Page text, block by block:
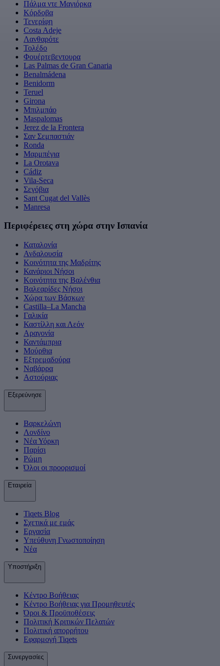
Πάλμα ντε Μαγιόρκα
Κόρδοβα
Τενερίφη
Costa Adeje
Λανθαρότε
Τολέδο
Φουέρτεβεντουρα
Las Palmas de Gran Canaria
Benalmádena
Benidorm
Teruel
Girona
Μπιλμπάο
Maspalomas
Jerez de la Frontera
Σαν Σεμπαστιάν
Ronda
Μαρμπέγια
La Orotava
Cádiz
Vila-Seca
Σεγόβια
Sant Cugat del Vallès
Manresa
Περιφέρειες στη χώρα στην Ισπανία
Καταλονία
Ανδαλουσία
Κοινότητα της Μαδρίτης
Κανάριοι Νήσοι
Κοινότητα της Βαλένθια
Βαλεαρίδες Νήσοι
Χώρα των Βάσκων
Castilla–La Mancha
Γαλικία
Καστίλλη και Λεόν
Αραγονία
Καντάμπρια
Μούρθια
Εξτρεμαδούρα
Ναβάρρα
Αστούριας
Εξερεύνησε
Βαρκελώνη
Λονδίνο
Νέα Υόρκη
Παρίσι
Ρώμη
Όλοι οι προορισμοί
Εταιρεία
Tiqets Βlog
Σχετικά με εμάς
Εργασία
Υπεύθυνη Γνωστοποίηση
Νέα
Υποστήριξη
Κέντρο Βοήθειας
Κέντρο Βοήθειας για Προμηθευτές
Όροι & Προϋποθέσεις
Πολιτική Κριτικών Πελατών
Πολιτική απορρήτου
Εφαρμογή Tiqets
Συνεργασίες